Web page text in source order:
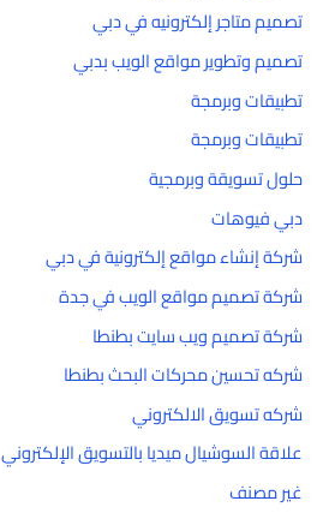
تصميم متاجر إلكترونيه في دبي
تصميم وتطوير مواقع الويب بدبي
تطبيقات وبرمجة
تطبيقات وبرمجة
حلول تسويقة وبرمجية
دبي فيوهات
شركة إنشاء مواقع إلكترونية في دبي
شركة تصميم مواقع الويب في جدة
شركة تصميم ويب سايت بطنطا
شركه تحسين محركات البحث بطنطا
شركه تسويق الالكتروني
علاقة السوشيال ميديا بالتسويق الإلكتروني
غير مصنف